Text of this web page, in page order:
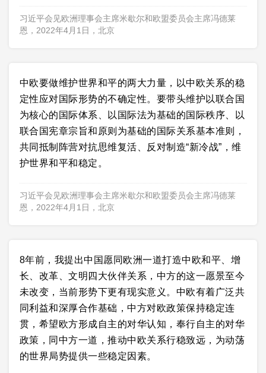
习近平会见欧洲理事会主席米歇尔和欧盟委员会主席冯德莱
恩，2022年4月1日，北京
中欧要做维护世界和平的两大力量，以中欧关系的稳
定性应对国际形势的不确定性。要带头维护以联合国
为核心的国际体系、以国际法为基础的国际秩序、以
联合国宪章宗旨和原则为基础的国际关系基本准则，
共同抵制阵营对抗思维复活、反对制造“新冷战”，维
护世界和平和稳定。
习近平会见欧洲理事会主席米歇尔和欧盟委员会主席冯德莱
恩，2022年4月1日，北京
8年前，我提出中国愿同欧洲一道打造中欧和平、增
长、改革、文明四大伙伴关系，中方的这一愿景至今
未改变，当前形势下更有现实意义。中欧有着广泛共
同利益和深厚合作基础，中方对欧政策保持稳定连
贯，希望欧方形成自主的对华认知，奉行自主的对华
政策，同中方一道，推动中欧关系行稳致远，为动荡
的世界局势提供一些稳定因素。